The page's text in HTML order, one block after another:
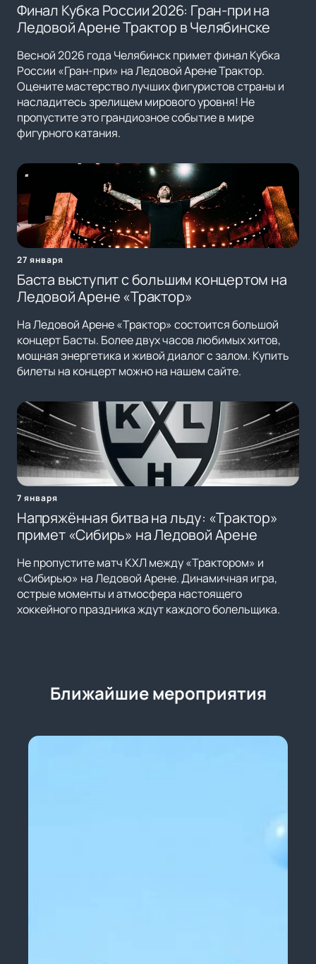
Финал Кубка России 2026: Гран-при на
Ледовой Арене Трактор в Челябинске
Весной 2026 года Челябинск примет финал Кубка
России «Гран-при» на Ледовой Арене Трактор.
Оцените мастерство лучших фигуристов страны и
насладитесь зрелищем мирового уровня! Не
пропустите это грандиозное событие в мире
фигурного катания.
27 января
Баста выступит с большим концертом на
Ледовой Арене «Трактор»
На Ледовой Арене «Трактор» состоится большой
концерт Басты. Более двух часов любимых хитов,
мощная энергетика и живой диалог с залом. Купить
билеты на концерт можно на нашем сайте.
7 января
Напряжённая битва на льду: «Трактор»
примет «Сибирь» на Ледовой Арене
Не пропустите матч КХЛ между «Трактором» и
«Сибирью» на Ледовой Арене. Динамичная игра,
острые моменты и атмосфера настоящего
хоккейного праздника ждут каждого болельщика.
Ближайшие мероприятия